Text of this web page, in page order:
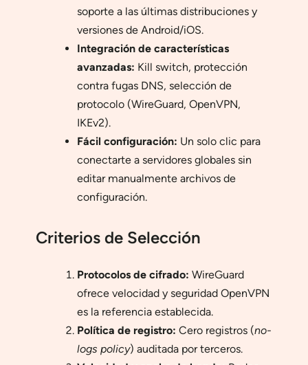
soporte a las últimas distribuciones y
versiones de Android/iOS.
Integración de características
avanzadas: Kill switch, protección
contra fugas DNS, selección de
protocolo (WireGuard, OpenVPN,
IKEv2).
Fácil configuración: Un solo clic para
conectarte a servidores globales sin
editar manualmente archivos de
configuración.
Criterios de Selección
Protocolos de cifrado: WireGuard
ofrece velocidad y seguridad OpenVPN
es la referencia establecida.
Política de registro: Cero registros (no-
logs policy) auditada por terceros.